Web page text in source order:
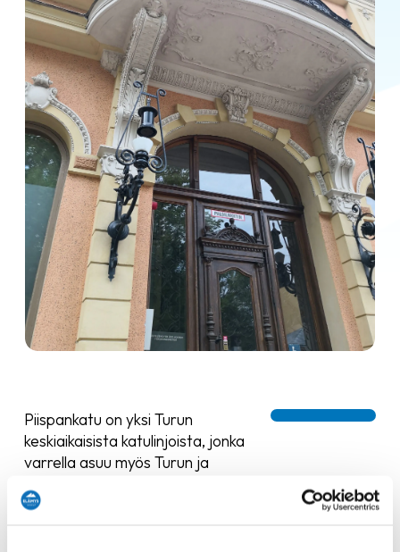
Piispankatu on yksi Turun
keskiaikaisista katulinjoista, jonka
varrella asuu myös Turun ja
piispan pellot ovatkin päätyneet